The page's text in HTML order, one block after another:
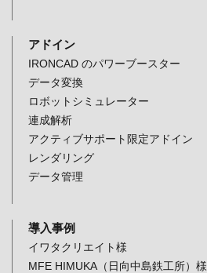
アドイン
IRONCAD のパワーブースター
データ変換
ロボットシミュレーター
連成解析
アクティブサポート限定アドイン
レンダリング
データ管理
導入事例
イワタクリエイト様
MFE HIMUKA（日向中島鉄工所）様